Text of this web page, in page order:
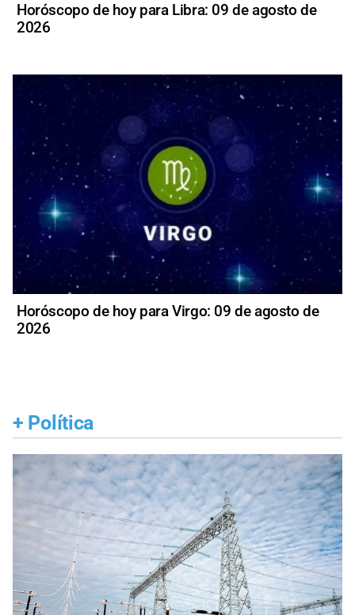
Horóscopo de hoy para Libra: 09 de agosto de
2026
Horóscopo de hoy para Virgo: 09 de agosto de
2026
+ Política